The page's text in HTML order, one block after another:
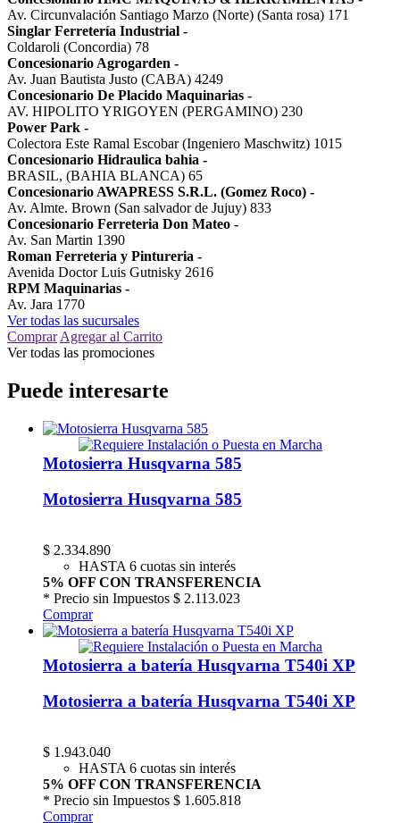
Av. Circunvalación Santiago Marzo (Norte) (Santa rosa) 171
Singlar Ferretería Industrial -
Coldaroli (Concordia) 78
Concesionario Agrogarden -
Av. Juan Bautista Justo (CABA) 4249
Concesionario De Placido Maquinarias -
AV. HIPOLITO YRIGOYEN (PERGAMINO) 230
Power Park -
Colectora Este Ramal Escobar (Ingeniero Maschwitz) 1015
Concesionario Hidraulica bahia -
BRASIL, (BAHIA BLANCA) 65
Concesionario AWAPRESS S.R.L. (Gomez Roco) -
Av. Almte. Brown (San salvador de Jujuy) 833
Concesionario Ferreteria Don Mateo -
Av. San Martin 1390
Roman Ferreteria y Pintureria -
Avenida Doctor Luis Gutnisky 2616
RPM Maquinarias -
Av. Jara 1770
Ver todas las sucursales
Comprar Agregar al Carrito
Ver todas las promociones
Puede interesarte
Motosierra Husqvarna 585
Motosierra Husqvarna 585
$ 2.334.890
HASTA 6 cuotas sin interés
5% OFF CON TRANSFERENCIA
* Precio sin Impuestos $ 2.113.023
Comprar
Motosierra a batería Husqvarna T540i XP
Motosierra a batería Husqvarna T540i XP
$ 1.943.040
HASTA 6 cuotas sin interés
5% OFF CON TRANSFERENCIA
* Precio sin Impuestos $ 1.605.818
Comprar